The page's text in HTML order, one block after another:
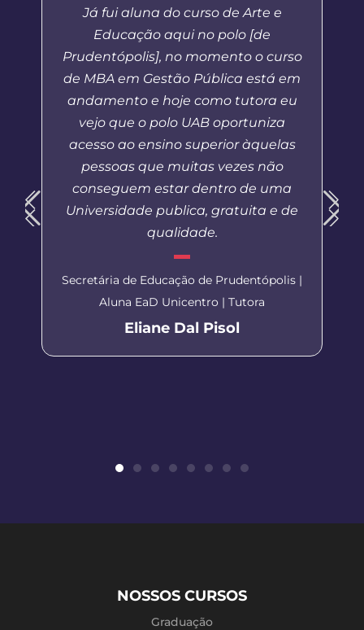
Já fui aluna do curso de Arte e
Educação aqui no polo [de
Prudentópolis], no momento o curso
de MBA em Gestão Pública está em
andamento e hoje como tutora eu
vejo que o polo UAB oportuniza
acesso ao ensino superior àquelas
pessoas que muitas vezes não
conseguem estar dentro de uma
Universidade publica, gratuita e de
qualidade.
Secretária de Educação de Prudentópolis |
Aluna EaD Unicentro | Tutora
Eliane Dal Pisol
NOSSOS CURSOS
Graduação